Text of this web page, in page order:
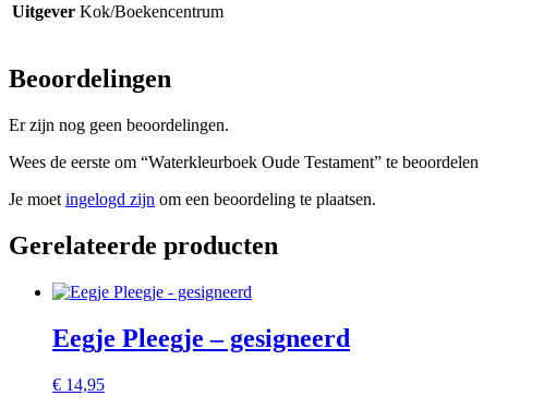
Uitgever Kok/Boekencentrum
Beoordelingen
Er zijn nog geen beoordelingen.
Wees de eerste om “Waterkleurboek Oude Testament” te beoordelen
Je moet ingelogd zijn om een beoordeling te plaatsen.
Gerelateerde producten
Eegje Pleegje – gesigneerd
€ 14,95